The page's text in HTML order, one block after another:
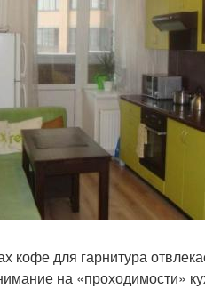
кофе для гарнитура
на «проходимости»